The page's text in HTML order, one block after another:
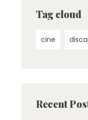
Tag cloud
cine
Recent